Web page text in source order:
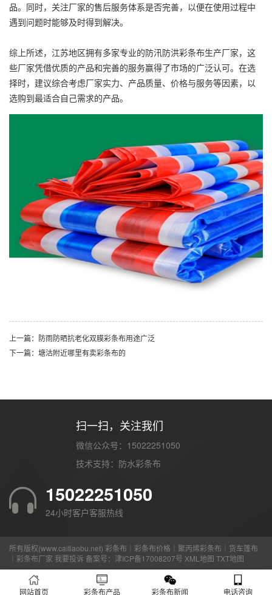
品。同时，关注厂家的售后服务体系是否完善，以便在使用过程中
遇到问题时能够及时得到解决。
综上所述，江苏地区拥有多家专业的防汛防洪彩条布生产厂家，这
些厂家凭借优质的产品和完善的服务赢得了市场的广泛认可。在选
择时，建议综合考虑厂家实力、产品质量、价格与服务等因素，以
选购到最适合自己需求的产品。
上一篇：防雨防晒抗老化双膜彩条布用途广泛
下一篇：塘沽附近哪里有卖彩条布的
扫一扫，关注我们
微信公众号：15022251050
技术支持： 防水彩条布
15022251050
24小时客户客服热线
所有版权(www.caitiaobu.net) 彩条布｜彩条布价格｜聚丙烯彩条布｜货车篷布
｜彩条布厂家 我要投诉 备案号： 津ICP备17008207号 XML地图 TXT地图
网站首页 彩条布产品 彩条布新闻 电话咨询